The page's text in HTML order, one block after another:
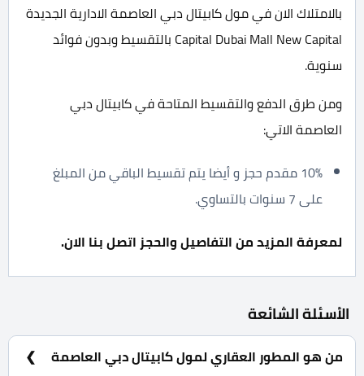
بالامتلاك الان في مول كابيتال دبي العاصمة الادارية الجديدة
Capital Dubai Mall New Capital بالتقسيط وبدون فوائد
سنوية.
ومن طرق الدفع والتقسيط المتاحة في كابيتال دبي
العاصمة الاتي:
10% مقدم حجز و أيضا يتم تقسيط الباقي من المبلغ
على 7 سنوات بالتساوي.
لمعرفة المزيد من التفاصيل والحجز اتصل بنا الان.
الأسئلة الشائعة
من هو المطور العقاري لمول كابيتال دبي العاصمة